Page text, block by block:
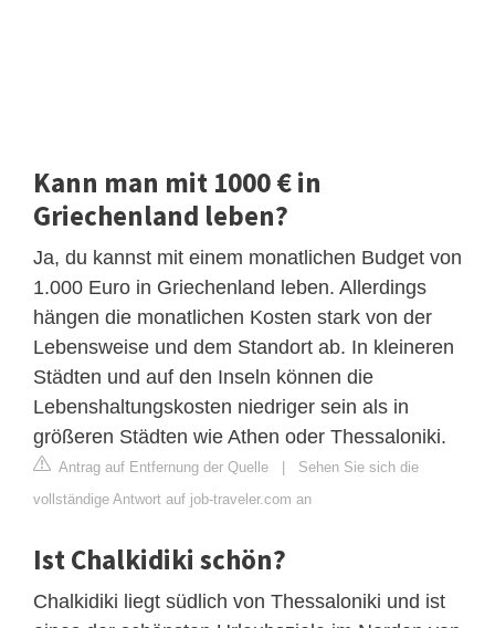
Kann man mit 1000 € in
Griechenland leben?
Ja, du kannst mit einem monatlichen Budget von
1.000 Euro in Griechenland leben. Allerdings
hängen die monatlichen Kosten stark von der
Lebensweise und dem Standort ab. In kleineren
Städten und auf den Inseln können die
Lebenshaltungskosten niedriger sein als in
größeren Städten wie Athen oder Thessaloniki.
Antrag auf Entfernung der Quelle | Sehen Sie sich die
vollständige Antwort auf job-traveler.com an
Ist Chalkidiki schön?
Chalkidiki liegt südlich von Thessaloniki und ist